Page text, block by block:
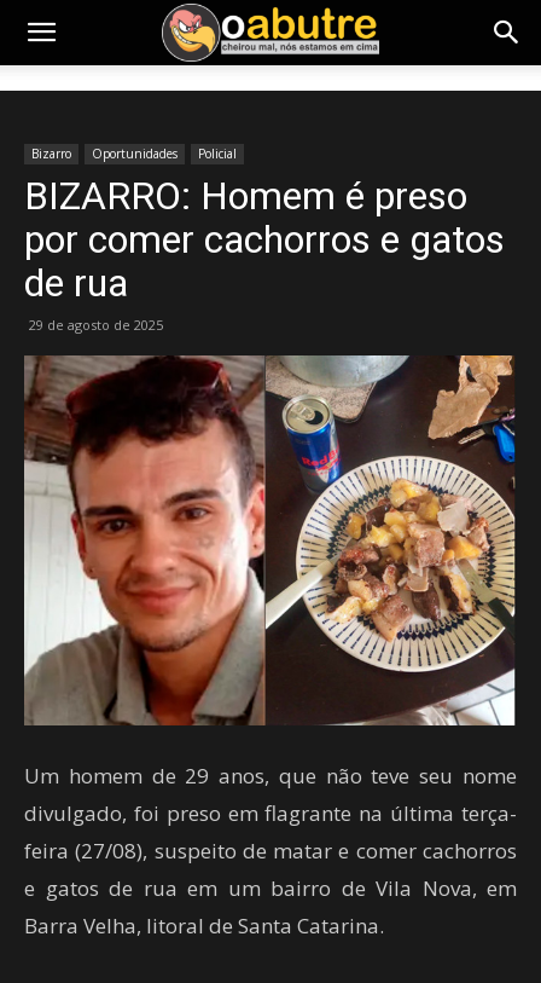
Bizarro Oportunidades Policial
BIZARRO: Homem é preso
por comer cachorros e gatos
de rua
29 de agosto de 2025
Um homem de 29 anos, que não teve seu nome
divulgado, foi preso em flagrante na última terça-
feira (27/08), suspeito de matar e comer cachorros
e gatos de rua em um bairro de Vila Nova, em
Barra Velha, litoral de Santa Catarina.